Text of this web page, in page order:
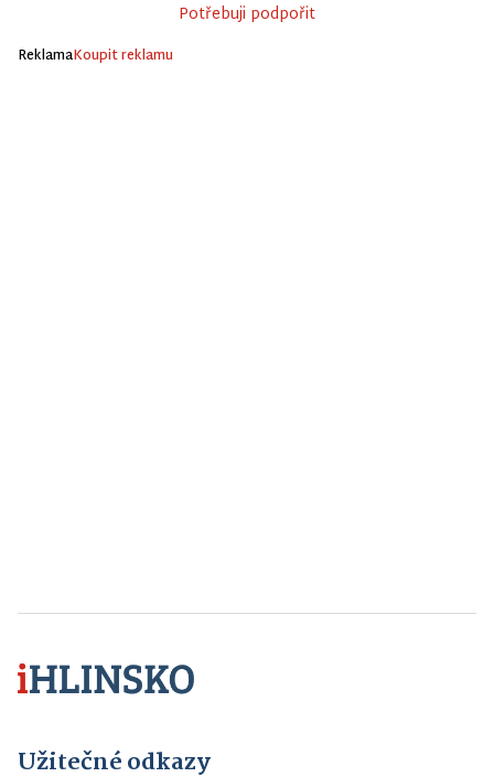
Potřebuji podpořit
ReklamaKoupit reklamu
Užitečné odkazy